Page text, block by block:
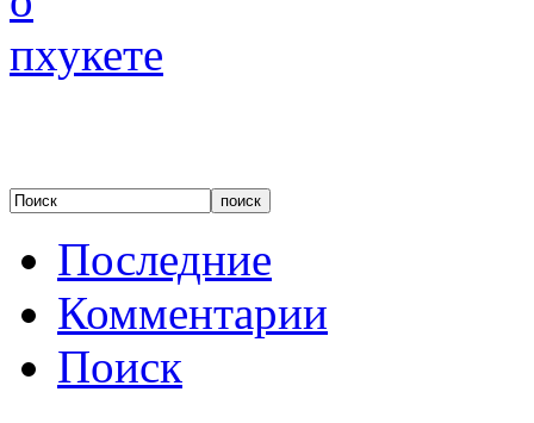
Последние
Комментарии
Поиск